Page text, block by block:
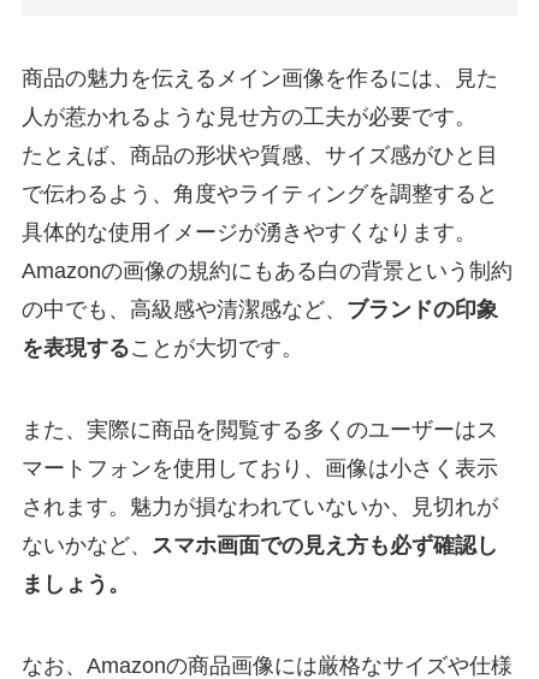
商品の魅力を伝えるメイン画像を作るには、見た
人が惹かれるような見せ方の工夫が必要です。
たとえば、商品の形状や質感、サイズ感がひと目
で伝わるよう、角度やライティングを調整すると
具体的な使用イメージが湧きやすくなります。
Amazonの画像の規約にもある白の背景という制約
の中でも、高級感や清潔感など、 ブランドの印象
を表現することが大切です。
また、実際に商品を閲覧する多くのユーザーはス
マートフォンを使用しており、画像は小さく表示
されます。魅力が損なわれていないか、見切れが
ないかなど、 スマホ画面での見え方も必ず確認し
ましょう。
なお、Amazonの商品画像には厳格なサイズや仕様